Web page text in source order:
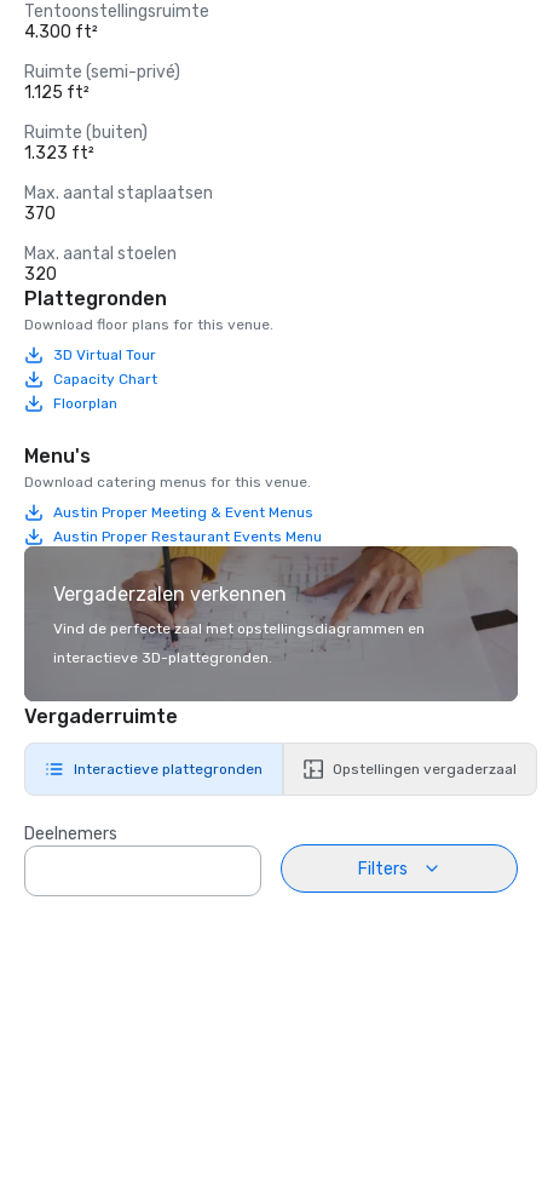
Tentoonstellingsruimte
4.300 ft²
Ruimte (semi-privé)
1.125 ft²
Ruimte (buiten)
1.323 ft²
Max. aantal staplaatsen
370
Max. aantal stoelen
320
Plattegronden
Download floor plans for this venue.
3D Virtual Tour
Capacity Chart
Floorplan
Menu's
Download catering menus for this venue.
Austin Proper Meeting & Event Menus
Austin Proper Restaurant Events Menu
Vergaderzalen verkennen
Vind de perfecte zaal met opstellingsdiagrammen en
interactieve 3D-plattegronden.
Vergaderruimte
Interactieve plattegronden Opstellingen vergaderzaal
Deelnemers
Filters